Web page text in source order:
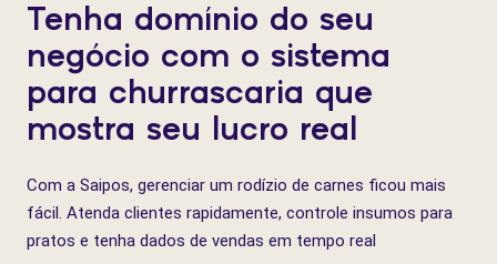
Tenha domínio do seu
negócio com o sistema
para churrascaria que
mostra seu lucro real
Com a Saipos, gerenciar um rodízio de carnes ficou mais
fácil. Atenda clientes rapidamente, controle insumos para
pratos e tenha dados de vendas em tempo real